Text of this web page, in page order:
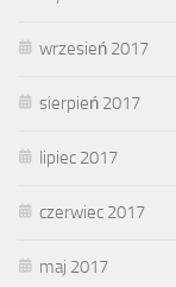
wrzesień 2017
sierpień 2017
lipiec 2017
czerwiec 2017
maj 2017